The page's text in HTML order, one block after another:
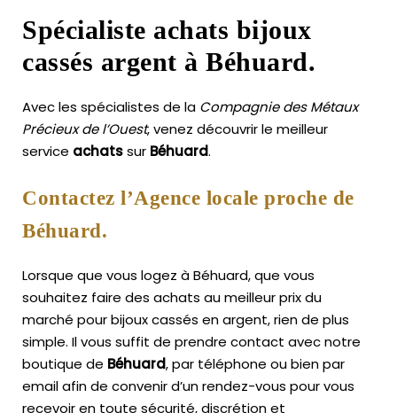
Spécialiste achats bijoux
cassés argent à Béhuard.
Avec les spécialistes de la Compagnie des Métaux
Précieux de l’Ouest, venez découvrir le meilleur
service achatssur Béhuard.
Contactez l’Agence locale proche de
Béhuard.
Lorsque que vous logez à Béhuard, que vous
souhaitez faire des achats au meilleur prix du
marché pour bijoux cassés en argent, rien de plus
simple. Il vous suffit de prendre contact avec notre
boutique de Béhuard, par téléphone ou bien par
email afin de convenir d’un rendez-vous pour vous
recevoir en toute sécurité, discrétion et